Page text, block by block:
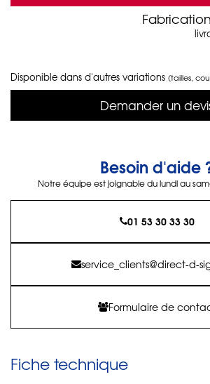
Disponible dans d'autres variations (tailles,
Demander un
Besoin d'aide
Notre équipe est joignable du lundi au
01 53 30 33 30
service_clients@direct-d-
Formulaire de
Fiche technique